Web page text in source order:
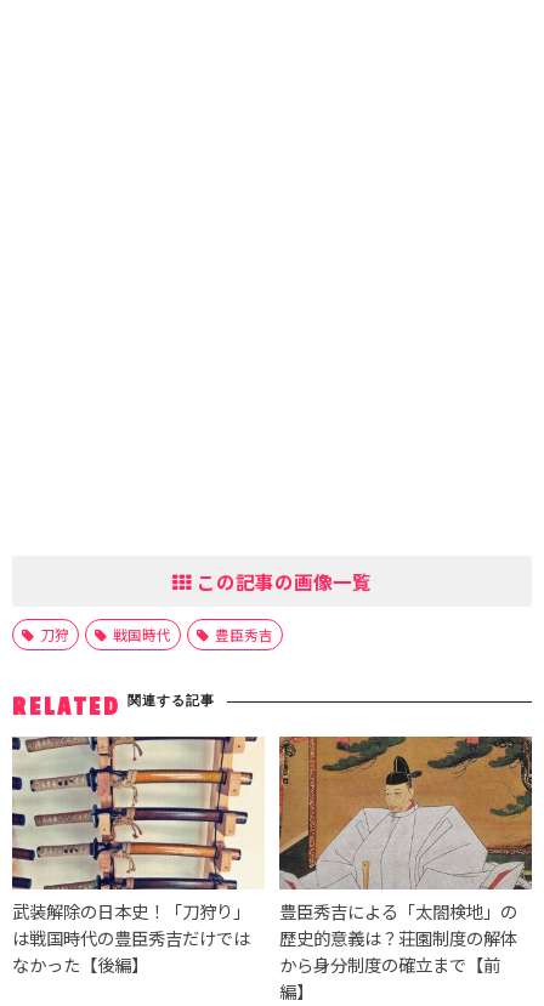
この記事の画像一覧
刀狩 戦国時代 豊臣秀吉
RELATED 関連する記事
武装解除の日本史！「刀狩り」
は戦国時代の豊臣秀吉だけでは
なかった【後編】
豊臣秀吉による「太閤検地」の
歴史的意義は？荘園制度の解体
から身分制度の確立まで【前
編】